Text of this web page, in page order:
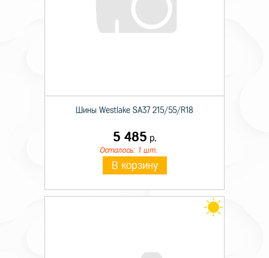
Шины Westlake SA37 215/55/R18
5 485р.
Осталось: 1 шт.
В корзину